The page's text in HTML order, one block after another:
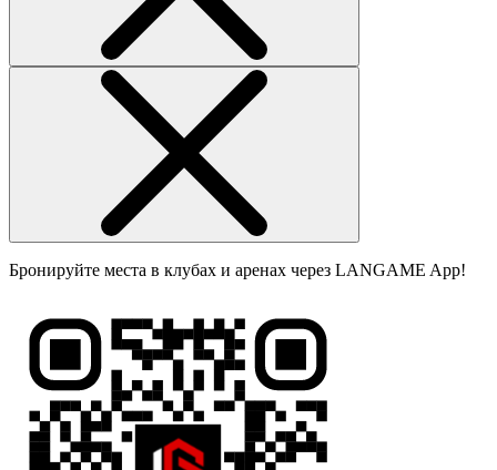
Бронируйте места в клубах и аренах через LANGAME App!